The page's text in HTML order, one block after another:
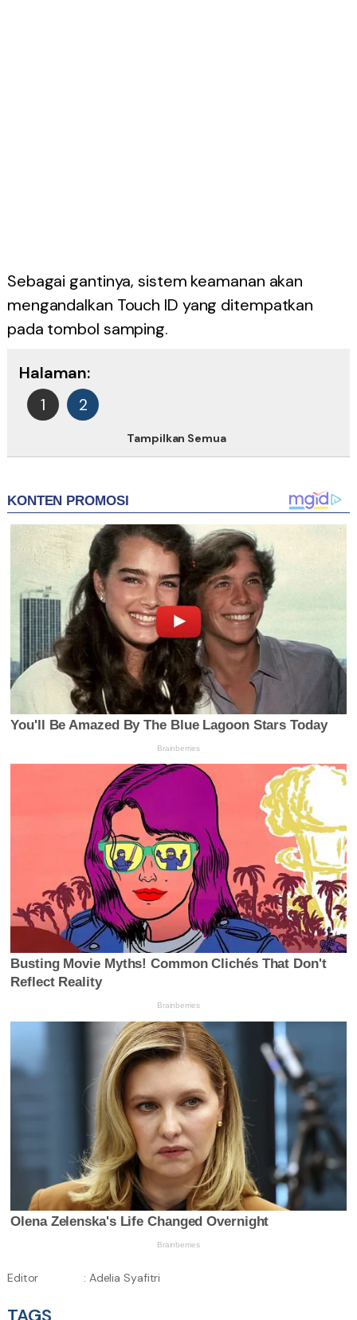
Sebagai gantinya, sistem keamanan akan
mengandalkan Touch ID yang ditempatkan
pada tombol samping.
Halaman:
1
2
Tampilkan Semua
Editor : Adelia Syafitri
TAGS